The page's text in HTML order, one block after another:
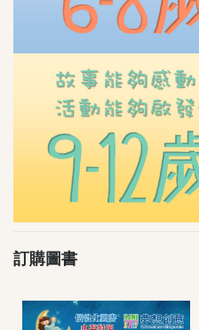
其他精品
小王子精品系列
最新消息
訂購圖書